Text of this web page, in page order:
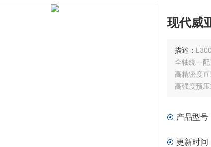
现代威
描述：
全轴统一
高精密度
高强度预
配置8“副
产品型号
更新时间